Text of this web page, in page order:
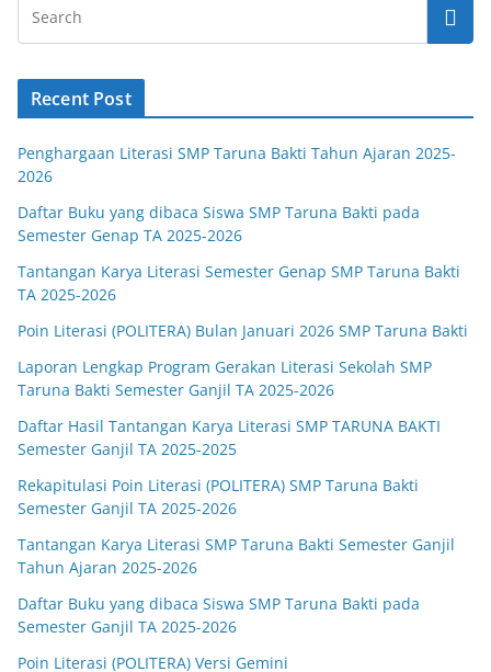
Recent Post
Penghargaan Literasi SMP Taruna Bakti Tahun Ajaran 2025-
2026
Daftar Buku yang dibaca Siswa SMP Taruna Bakti pada
Semester Genap TA 2025-2026
Tantangan Karya Literasi Semester Genap SMP Taruna Bakti
TA 2025-2026
Poin Literasi (POLITERA) Bulan Januari 2026 SMP Taruna Bakti
Laporan Lengkap Program Gerakan Literasi Sekolah SMP
Taruna Bakti Semester Ganjil TA 2025-2026
Daftar Hasil Tantangan Karya Literasi SMP TARUNA BAKTI
Semester Ganjil TA 2025-2025
Rekapitulasi Poin Literasi (POLITERA) SMP Taruna Bakti
Semester Ganjil TA 2025-2026
Tantangan Karya Literasi SMP Taruna Bakti Semester Ganjil
Tahun Ajaran 2025-2026
Daftar Buku yang dibaca Siswa SMP Taruna Bakti pada
Semester Ganjil TA 2025-2026
Poin Literasi (POLITERA) Versi Gemini